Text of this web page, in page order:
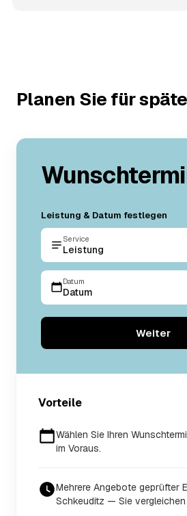
Planen Sie für
Leistung & Datum festlegen
Service
Leistung
Datum
Datum
Weiter
Vorteile
Wählen Sie Ihren
im Voraus.
Mehrere Angebote geprüfter
Schkeuditz — Sie vergleichen